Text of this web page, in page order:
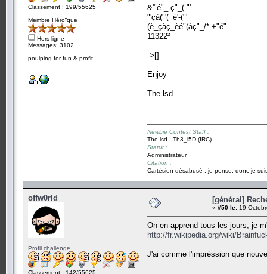
Classement : 199/55625
Membre Héroïque
Hors ligne
Messages: 3102
poulping for fun & profit
&'"é"_-ç"_(-"'
"'çà("'(_é'-("'
(è_çàç_èé"(àç"_/*-+"é"
11322²
->[]
Enjoy
The lsd
Newbie Contest Staff :
The lsd - Th3_l5D (IRC)
Statut :
Administrateur
Citation :
Cartésien désabusé : je pense, donc je
offw0rld
Profil challenge
Classement : 142/55625
[général]
« #50 le: 19
On en apprend tous les jours, je
http://fr.wikipedia.org/wiki/
J'ai comme l'impréssion que